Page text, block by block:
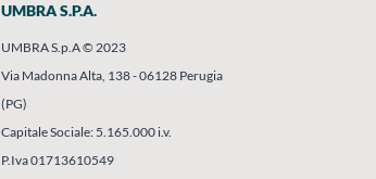
UMBRA S.P.A.
UMBRA S.p.A © 2023
Via Madonna Alta, 138 - 06128 Perugia
(PG)
Capitale Sociale: 5.165.000 i.v.
P.Iva 01713610549